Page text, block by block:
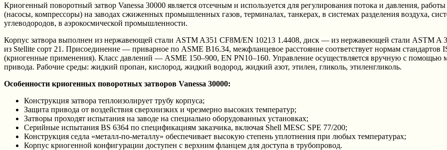
Криогенный поворотный затвор Vanessa 30000 является отсечным и используется для регулирования потока и давления,
(насосы, компрессоры) на заводах сжиженных промышленных газов, терминалах, танкерах, в системах разделения воздуха,
углеводородов, в аэрокосмической промышленности.
Корпус затвора выполнен из нержавеющей стали ASTM A351 CF8M/EN 10213 1.4408, диск — из нержавеющей стали ASTM
из Stellite сорт 21. Присоединение — приварное по ASME B16.34, межфланцевое расстояние соответствует нормам
(криогенные применения). Класс давлений — ASME 150–900, EN PN10–160. Управление осуществляется вручную с помощью
привода. Рабочие среды: жидкий пропан, кислород, жидкий водород, жидкий азот, этилен, гликоль, этиленгликоль.
Особенности криогенных поворотных затворов Vanessa 30000:
Конструкция затвора теплоизолирует трубу корпуса;
Защита привода от воздействия сверхнизких и чрезмерно высоких температур;
Затворы проходят испытания на заводе на специально оборудованных установках;
Серийные испытания BS 6364 по спецификациям заказчика, включая Shell MESC SPE 77/200;
Конструкция седла «металл-по-металлу» обеспечивает высокую степень уплотнения при любых температурах;
Корпус криогенной конфигурации доступен с верхним фланцем для доступа в трубопровод.